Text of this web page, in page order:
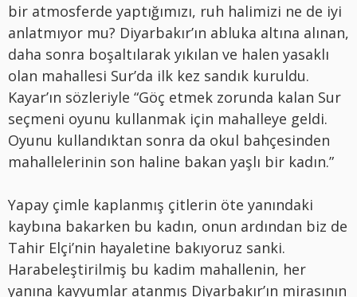
bir atmosferde yaptığımızı, ruh halimizi ne de iyi
anlatmıyor mu? Diyarbakır’ın abluka altına alınan,
daha sonra boşaltılarak yıkılan ve halen yasaklı
olan mahallesi Sur’da ilk kez sandık kuruldu.
Kayar’ın sözleriyle “Göç etmek zorunda kalan Sur
seçmeni oyunu kullanmak için mahalleye geldi.
Oyunu kullandıktan sonra da okul bahçesinden
mahallelerinin son haline bakan yaşlı bir kadın.”
Yapay çimle kaplanmış çitlerin öte yanındaki
kaybına bakarken bu kadın, onun ardından biz de
Tahir Elçi’nin hayaletine bakıyoruz sanki.
Harabeleştirilmiş bu kadim mahallenin, her
yanına kayyumlar atanmış Diyarbakır’ın mirasının